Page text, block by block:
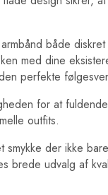
både
med dine
perfekte
for at
outfits.
der ikke
brede udvalg af